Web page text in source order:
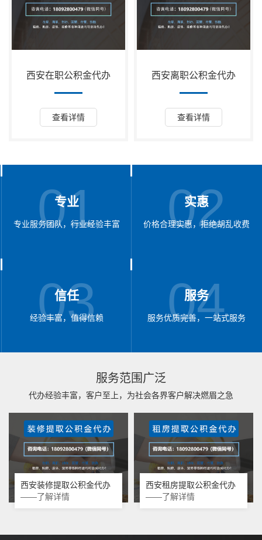
西安在职公积金代办
查看详情
西安离职公积金代办
查看详情
01
专业
专业服务团队，行业经验丰富 02
实惠
价格合理实惠，拒绝胡乱收费
03
信任
经验丰富，值得信赖 04
服务
服务优质完善，一站式服务
服务范围广泛
代办经验丰富，客户至上，为社会各界客户解决燃眉之急
西安装修提取公积金代办
——了解详情
西安租房提取公积金代办
——了解详情